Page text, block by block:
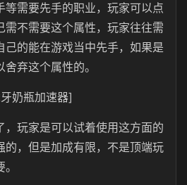
等需要先手的职业，玩家可以点
需不需要这个属性，玩家往往需
己的能在游戏当中先手，如果是
弃这个属性的。
奶瓶加速器]
，玩家是可以试着使用这方面的
的，但是加成有限，不是顶端玩